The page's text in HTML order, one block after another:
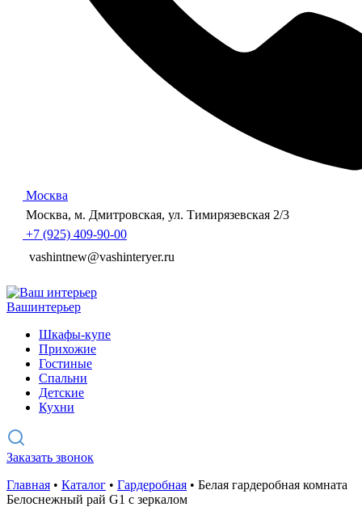
Москва
Москва, м. Дмитровская, ул. Тимирязевская 2/3
+7 (925) 409-90-00
vashintnew@vashinteryer.ru
Вашинтерьер
Шкафы-купе
Прихожие
Гостиные
Спальни
Детские
Кухни
Заказать звонок
Главная • Каталог • Гардеробная • Белая гардеробная комната
Белоснежный рай G1 с зеркалом